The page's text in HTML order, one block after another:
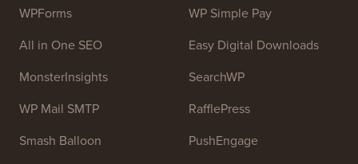
とです。
チームに参加しませんか： 採用募集中！
OptinMonster
Duplicator